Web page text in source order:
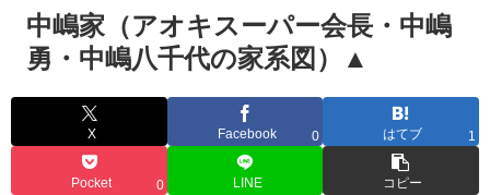
中嶋家（アオキスーパー会長・中嶋
勇・中嶋八千代の家系図）▲
X Facebook 0 はてブ 1
Pocket 0 LINE コピー